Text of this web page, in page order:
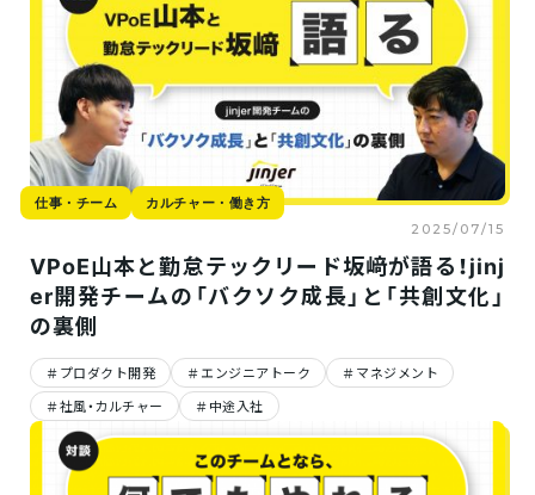
＃入社エントリ｜ユーザー
体験を大切にするものづく
りがしたい！Web広告デザ
イナーから転身した私のリ
＃入社エントリ｜カスタマ
ーサクセスをもっと極めた
い！世界で最もお客様を大
切にする会社でリアルに感
じたこととは？
仕事・チーム
仕事・チーム
2025/09/02
＃新卒先輩座談会｜「ぶっ
ちゃけどうなの？」25新卒
の”今”に迫ってみた
2025/09/01
jinjerのVPoT×テックリー
ドが語る、“日本一”を目指す
開発基盤の裏側
ー
仕事・チーム
カルチャー・働き方
2025/07/15
VPoE山本と勤怠テックリード坂﨑が語る！jinj
er開発チームの「バクソク成長」と「共創文化」
の裏側
プロダクト開発 エンジニアトーク
マネジメント
社風・カルチャー
中途入社